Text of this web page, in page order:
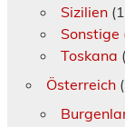
Sizilien
Sonstige
Toskana
Österreich